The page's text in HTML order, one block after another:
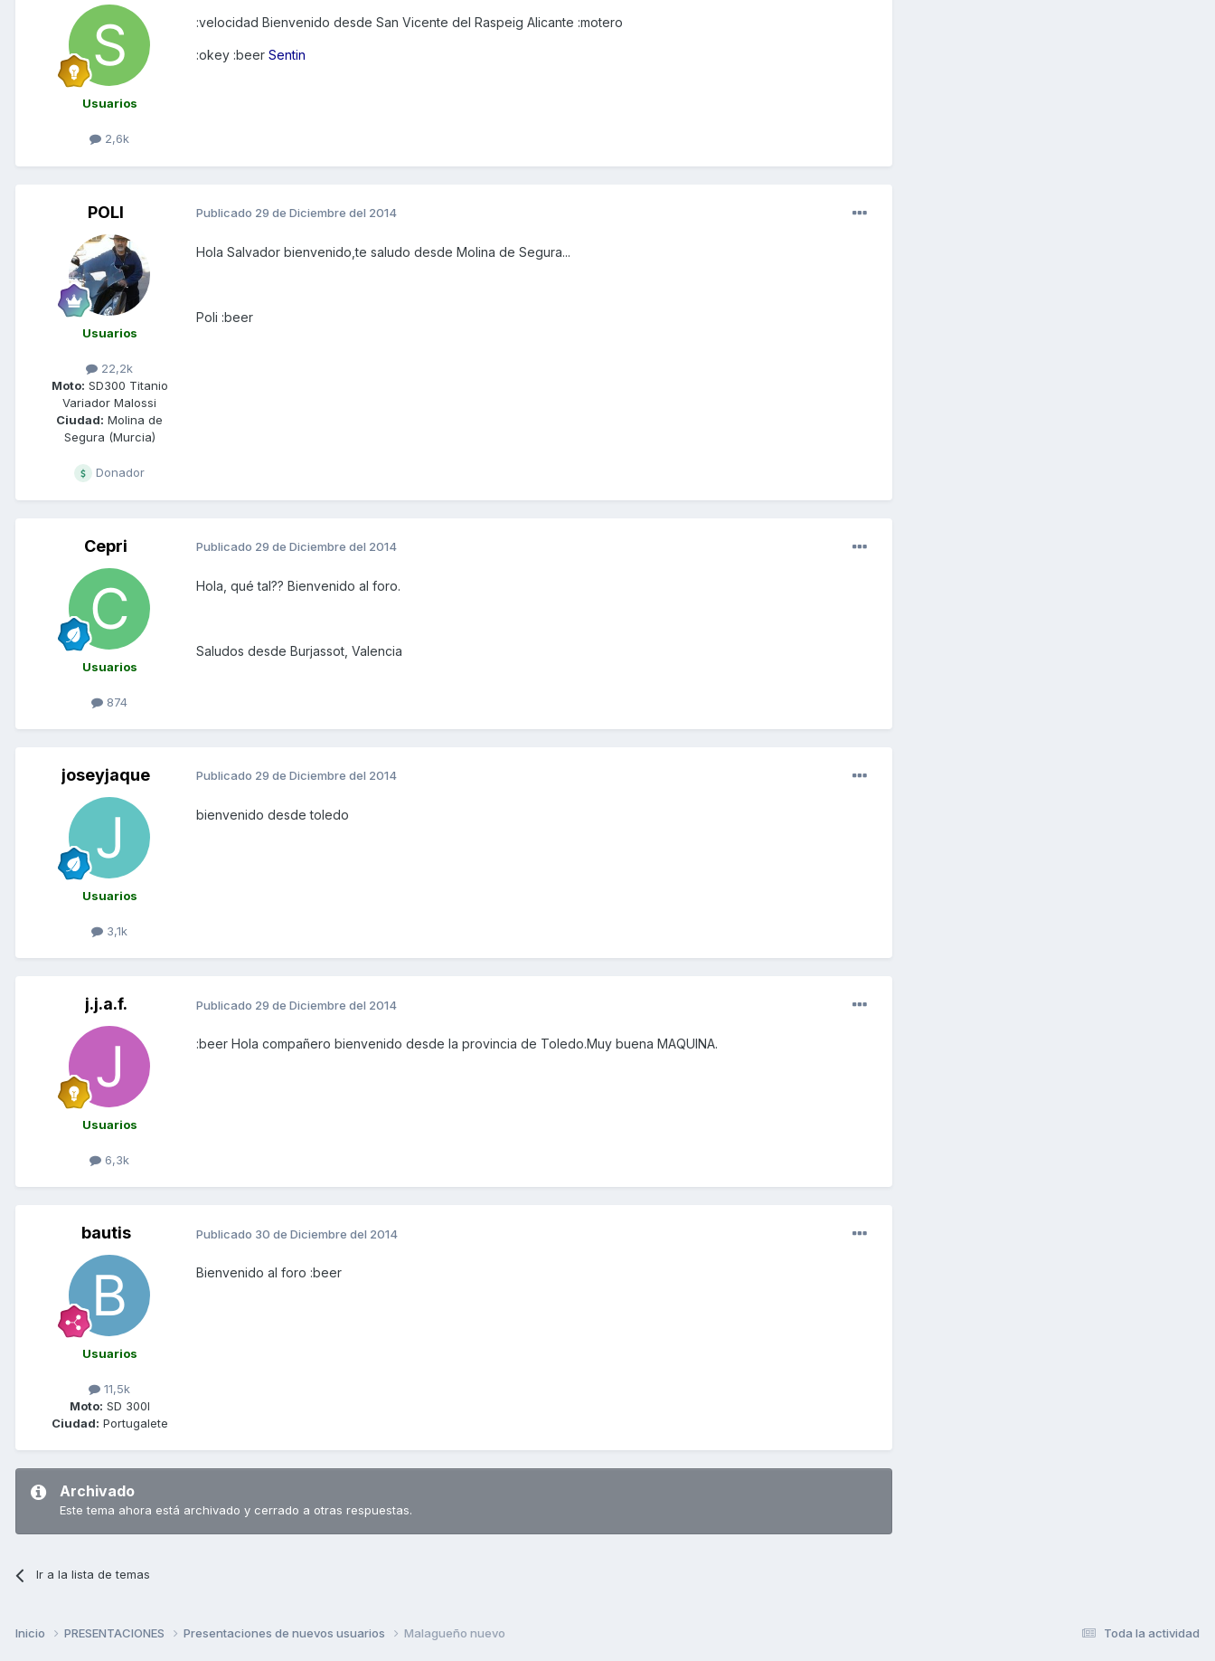
Usuarios
2,6k
:velocidad Bienvenido desde San Vicente del Raspeig Alicante :motero
:okey :beer Sentin
POLI
Usuarios
22,2k
Moto: SD300 Titanio
Variador Malossi
Ciudad: Molina de
Segura (Murcia)
Donador
Publicado 29 de Diciembre del 2014
Hola Salvador bienvenido,te saludo desde Molina de Segura...
Poli :beer
Cepri
Usuarios
874
Publicado 29 de Diciembre del 2014
Hola, qué tal?? Bienvenido al foro.
Saludos desde Burjassot, Valencia
joseyjaque
Usuarios
3,1k
Publicado 29 de Diciembre del 2014
bienvenido desde toledo
j.j.a.f.
Usuarios
6,3k
Publicado 29 de Diciembre del 2014
:beer Hola compañero bienvenido desde la provincia de Toledo.Muy buena MAQUINA.
bautis
Usuarios
11,5k
Moto: SD 300I
Ciudad: Portugalete
Publicado 30 de Diciembre del 2014
Bienvenido al foro :beer
Archivado
Este tema ahora está archivado y cerrado a otras respuestas.
Ir a la lista de temas
Toda la actividad
Inicio PRESENTACIONES Presentaciones de nuevos usuarios Malagueño nuevo